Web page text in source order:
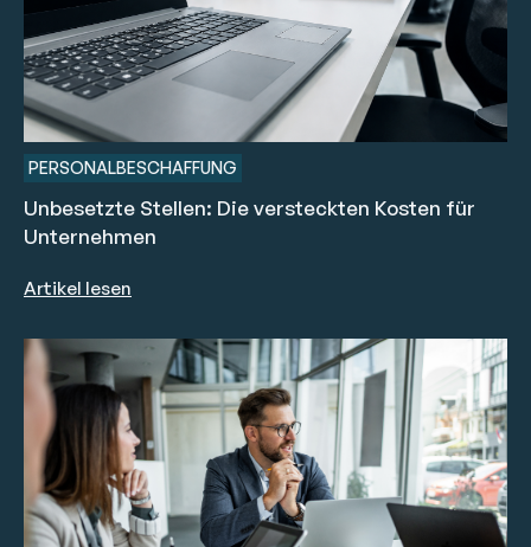
PERSONALBESCHAFFUNG
Unbesetzte Stellen: Die versteckten Kosten für
Unternehmen
Artikel lesen